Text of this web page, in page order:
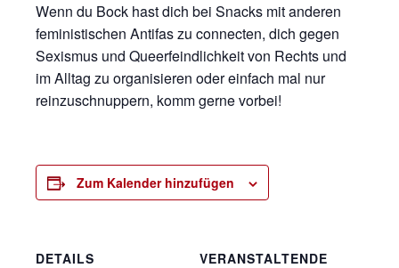
Wenn du Bock hast dich bei Snacks mit anderen
feministischen Antifas zu connecten, dich gegen
Sexismus und Queerfeindlichkeit von Rechts und
im Alltag zu organisieren oder einfach mal nur
reinzuschnuppern, komm gerne vorbei!
Zum Kalender hinzufügen
DETAILS
VERANSTALTENDE